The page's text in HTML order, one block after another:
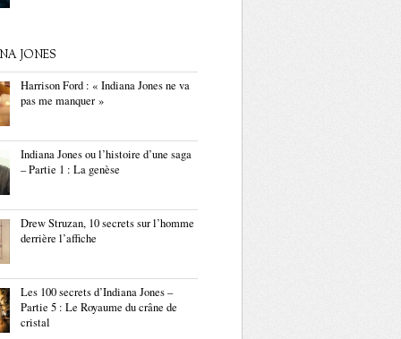
JONES
Harrison Ford : « Indiana Jones ne va
pas me manquer »
Indiana Jones ou l’histoire d’une saga
– Partie 1 : La genèse
Drew Struzan, 10 secrets sur l’homme
derrière l’affiche
Les 100 secrets d’Indiana Jones –
Partie 5 : Le Royaume du crâne de
cristal